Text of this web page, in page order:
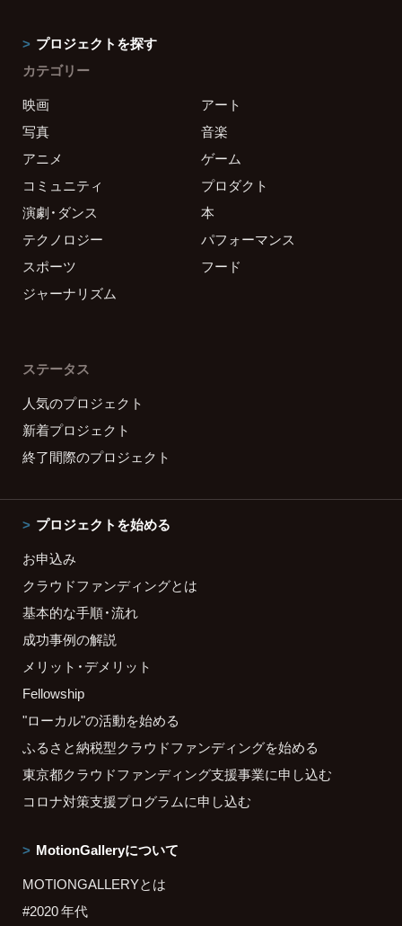
プロジェクトを探す
カテゴリー
映画
アート
写真
音楽
アニメ
ゲーム
コミュニティ
プロダクト
演劇・ダンス
本
テクノロジー
パフォーマンス
スポーツ
フード
ジャーナリズム
ステータス
人気のプロジェクト
新着プロジェクト
終了間際のプロジェクト
プロジェクトを始める
お申込み
クラウドファンディングとは
基本的な手順・流れ
成功事例の解説
メリット・デメリット
Fellowship
"ローカル"の活動を始める
ふるさと納税型クラウドファンディングを始める
東京都クラウドファンディング支援事業に申し込む
コロナ対策支援プログラムに申し込む
MotionGalleryについて
MOTIONGALLERYとは
#2020 年代